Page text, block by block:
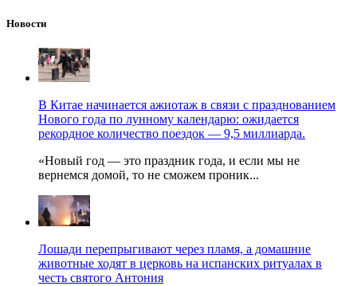
Новости
В Китае начинается ажиотаж в связи с празднованием
Нового года по лунному календарю: ожидается
рекордное количество поездок — 9,5 миллиарда.
«Новый год — это праздник года, и если мы не
вернемся домой, то не сможем проник...
Лошади перепрыгивают через пламя, а домашние
животные ходят в церковь на испанских ритуалах в
честь святого Антония